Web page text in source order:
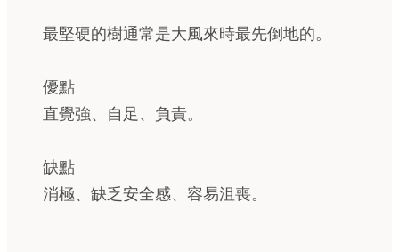
最堅硬的樹通常是大風來時最先倒地的。
優點
直覺強、自足、負責。
缺點
消極、缺乏安全感、容易沮喪。